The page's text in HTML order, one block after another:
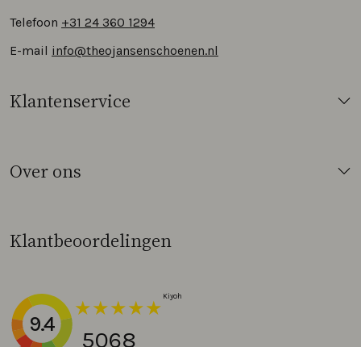
Telefoon +31 24 360 1294
E-mail info@theojansenschoenen.nl
Klantenservice
Over ons
Klantbeoordelingen
9.4
5068